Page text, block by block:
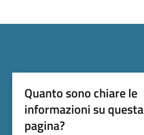
Quanto sono chiare le
informazioni su questa
pagina?